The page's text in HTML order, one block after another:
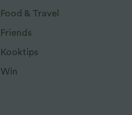
Food & Travel
Friends
Kooktips
Win